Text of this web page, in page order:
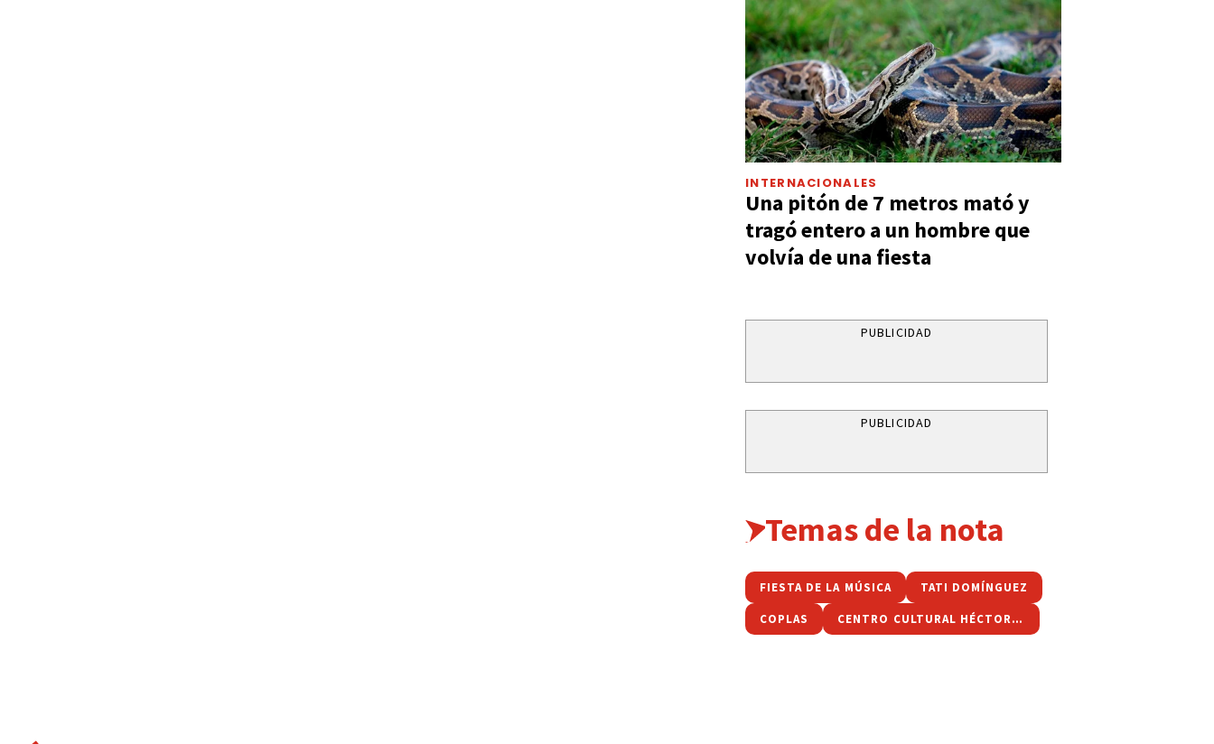
INTERNACIONALES
Una pitón de 7 metros mató y
tragó entero a un hombre que
volvía de una fiesta
PUBLICIDAD
PUBLICIDAD
Temas de la nota
FIESTA DE LA MÚSICA TATI DOMÍNGUEZ
COPLAS CENTRO CULTURAL HÉCTOR TIZÓN